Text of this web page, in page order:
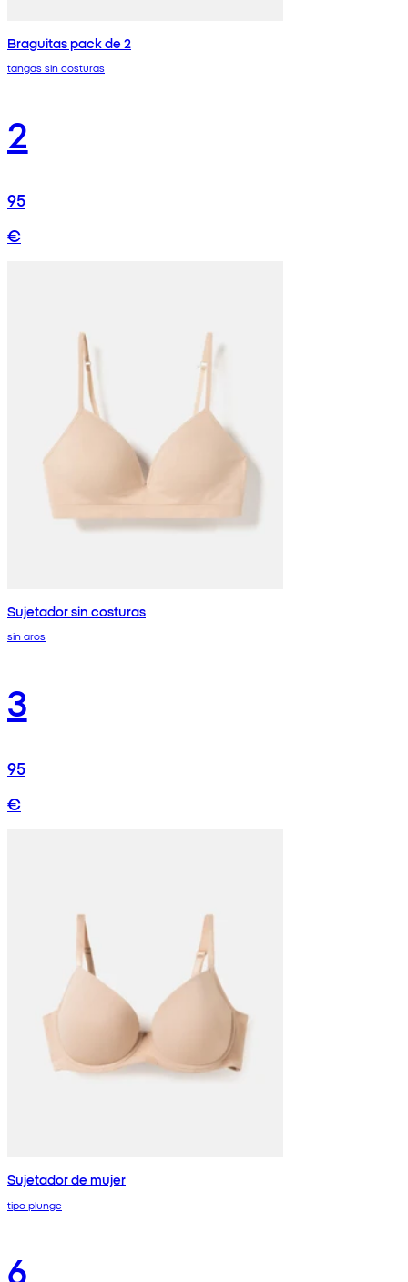
Braguitas pack de 2
tangas sin costuras
2
95
€
Sujetador sin costuras
sin aros
3
95
€
Sujetador de mujer
tipo plunge
6